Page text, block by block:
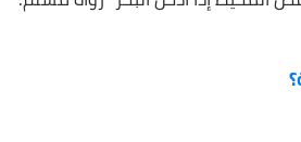
القدسي: "يا عبادي إنكم لن
وجنكم، كانوا على أتقى قلب
وجنكم كانوا على أفجر قلب رجل